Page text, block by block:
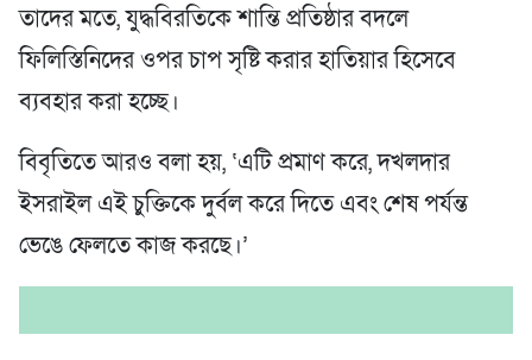
তাদের মতে, যুদ্ধবিরতিকে শান্তি প্রতিষ্ঠার বদলে
ফিলিস্তিনিদের ওপর চাপ সৃষ্টি করার হাতিয়ার হিসেবে
ব্যবহার করা হচ্ছে।
বিবৃতিতে আরও বলা হয়, ‘এটি প্রমাণ করে, দখলদার
ইসরাইল এই চুক্তিকে দুর্বল করে দিতে এবং শেষ পর্যন্ত
ভেঙে ফেলতে কাজ করছে।’